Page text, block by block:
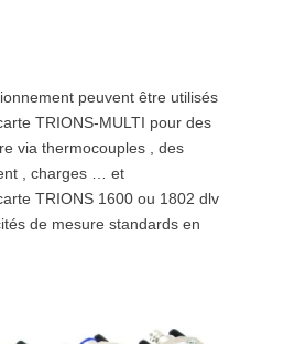
peuvent être utilisés
TRIONS-MULTI pour des
via thermocouples , des
, charges … et
TRIONS 1600 ou 1802 dlv
de mesure standards en